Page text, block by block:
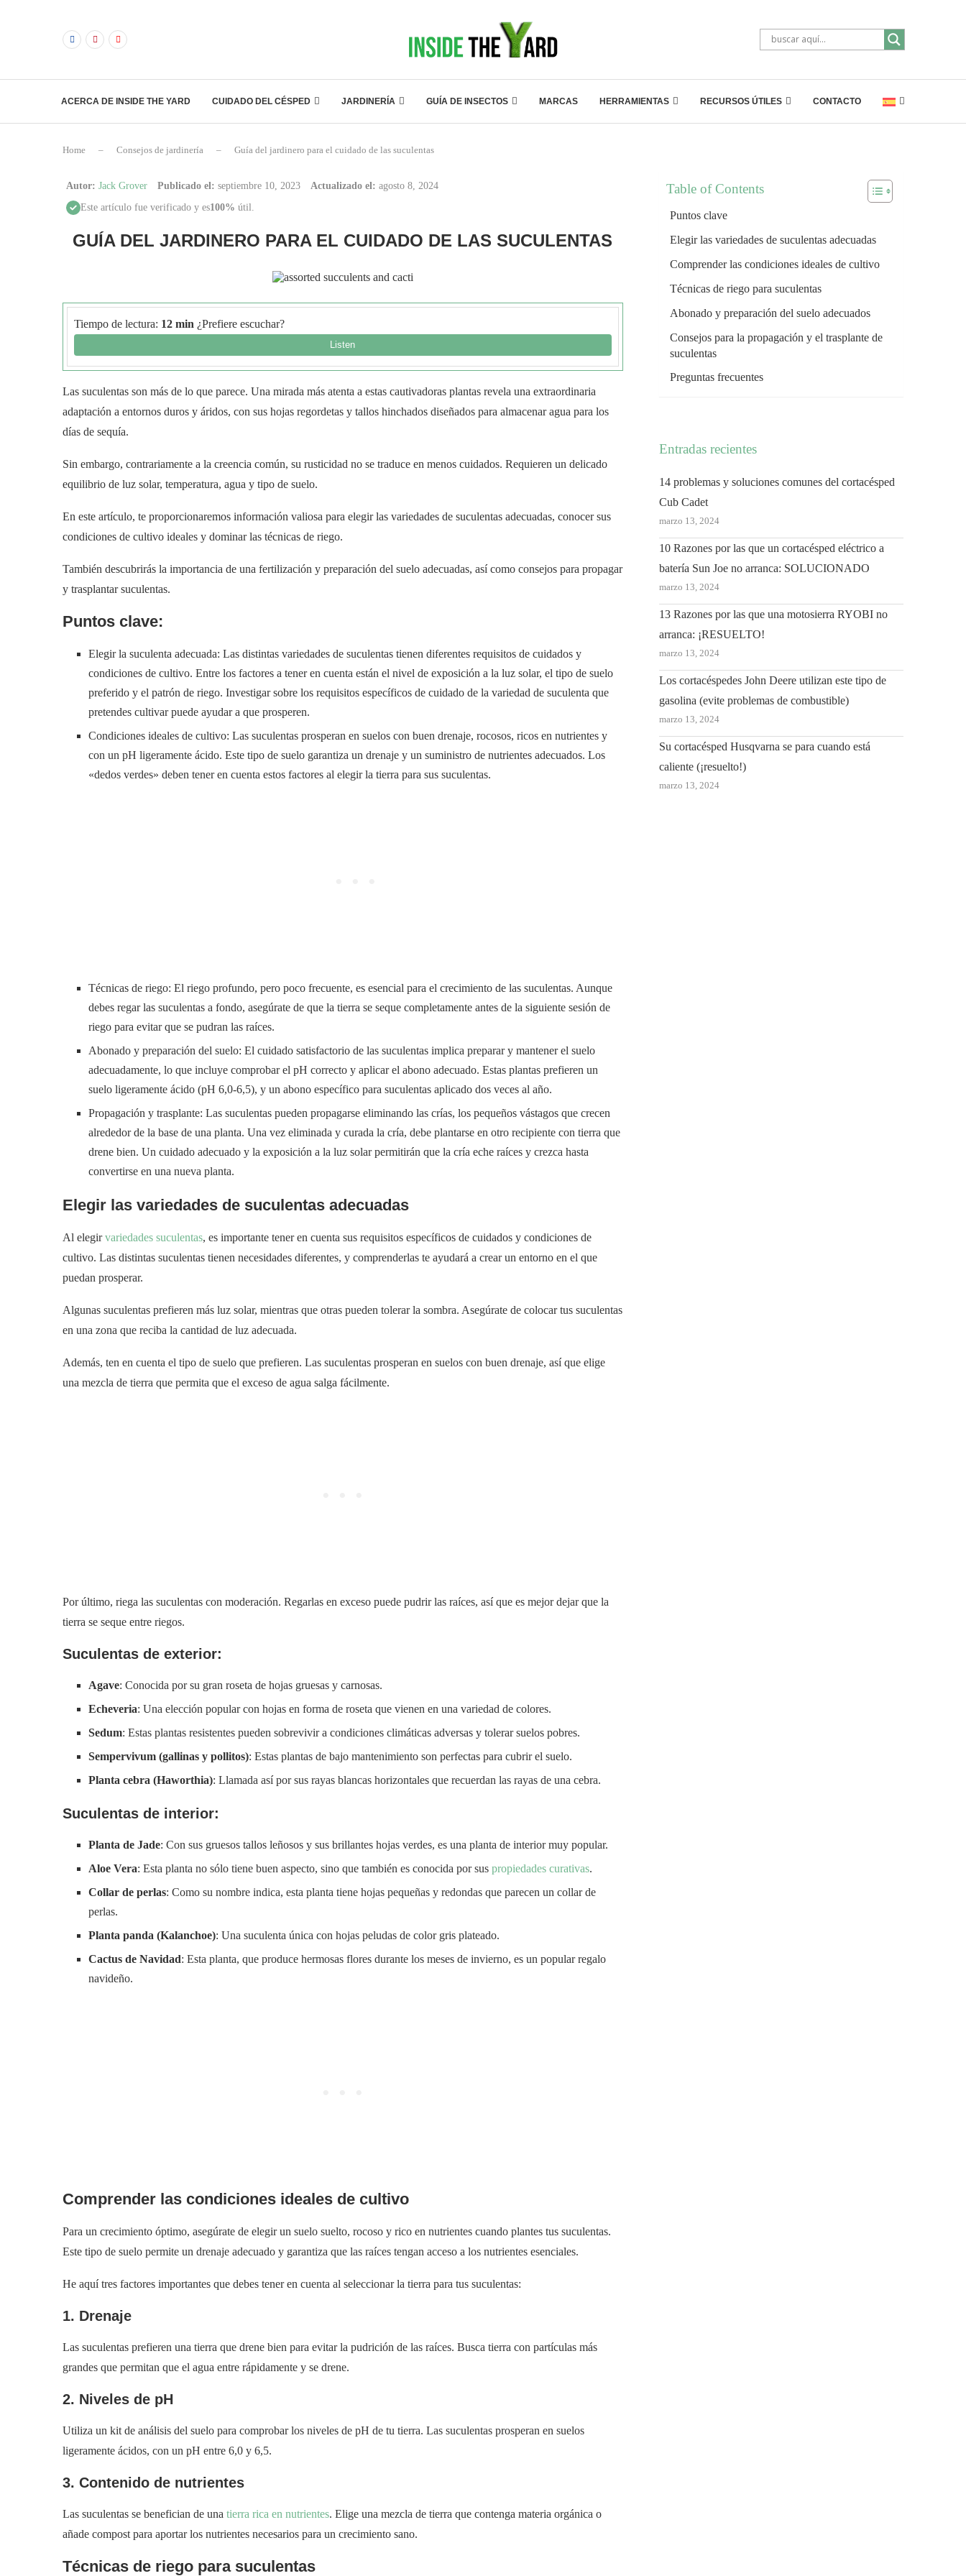
ACERCA DE INSIDE THE YARD CUIDADO DEL CÉSPED JARDINERÍA GUÍA DE INSECTOS MARCAS HERRAMIENTAS RECURSOS ÚTILES CONTACTO
Home – Consejos de jardinería – Guía del jardinero para el cuidado de las suculentas
Autor: Jack Grover Publicado el: septiembre 10, 2023 Actualizado el: agosto 8, 2024
Este artículo fue verificado y es100% útil.
GUÍA DEL JARDINERO PARA EL CUIDADO DE LAS SUCULENTAS
Tiempo de lectura: 12 min ¿Prefiere escuchar?
Las suculentas son más de lo que parece. Una mirada más atenta a estas cautivadoras plantas revela una extraordinaria
adaptación a entornos duros y áridos, con sus hojas regordetas y tallos hinchados diseñados para almacenar agua para los
días de sequía.
Sin embargo, contrariamente a la creencia común, su rusticidad no se traduce en menos cuidados. Requieren un delicado
equilibrio de luz solar, temperatura, agua y tipo de suelo.
En este artículo, te proporcionaremos información valiosa para elegir las variedades de suculentas adecuadas, conocer sus
condiciones de cultivo ideales y dominar las técnicas de riego.
También descubrirás la importancia de una fertilización y preparación del suelo adecuadas, así como consejos para propagar
y trasplantar suculentas.
Puntos clave:
Elegir la suculenta adecuada: Las distintas variedades de suculentas tienen diferentes requisitos de cuidados y
condiciones de cultivo. Entre los factores a tener en cuenta están el nivel de exposición a la luz solar, el tipo de suelo
preferido y el patrón de riego. Investigar sobre los requisitos específicos de cuidado de la variedad de suculenta que
pretendes cultivar puede ayudar a que prosperen.
Condiciones ideales de cultivo: Las suculentas prosperan en suelos con buen drenaje, rocosos, ricos en nutrientes y
con un pH ligeramente ácido. Este tipo de suelo garantiza un drenaje y un suministro de nutrientes adecuados. Los
«dedos verdes» deben tener en cuenta estos factores al elegir la tierra para sus suculentas.
Técnicas de riego: El riego profundo, pero poco frecuente, es esencial para el crecimiento de las suculentas. Aunque
debes regar las suculentas a fondo, asegúrate de que la tierra se seque completamente antes de la siguiente sesión de
riego para evitar que se pudran las raíces.
Abonado y preparación del suelo: El cuidado satisfactorio de las suculentas implica preparar y mantener el suelo
adecuadamente, lo que incluye comprobar el pH correcto y aplicar el abono adecuado. Estas plantas prefieren un
suelo ligeramente ácido (pH 6,0-6,5), y un abono específico para suculentas aplicado dos veces al año.
Propagación y trasplante: Las suculentas pueden propagarse eliminando las crías, los pequeños vástagos que crecen
alrededor de la base de una planta. Una vez eliminada y curada la cría, debe plantarse en otro recipiente con tierra que
drene bien. Un cuidado adecuado y la exposición a la luz solar permitirán que la cría eche raíces y crezca hasta
convertirse en una nueva planta.
Elegir las variedades de suculentas adecuadas
Al elegirvariedades suculentas, es importante tener en cuenta sus requisitos específicos de cuidados y condiciones de
cultivo. Las distintas suculentas tienen necesidades diferentes, y comprenderlas te ayudará a crear un entorno en el que
puedan prosperar.
Algunas suculentas prefieren más luz solar, mientras que otras pueden tolerar la sombra. Asegúrate de colocar tus suculentas
en una zona que reciba la cantidad de luz adecuada.
Además, ten en cuenta el tipo de suelo que prefieren. Las suculentas prosperan en suelos con buen drenaje, así que elige
una mezcla de tierra que permita que el exceso de agua salga fácilmente.
Por último, riega las suculentas con moderación. Regarlas en exceso puede pudrir las raíces, así que es mejor dejar que la
tierra se seque entre riegos.
Suculentas de exterior:
Agave: Conocida por su gran roseta de hojas gruesas y carnosas.
Echeveria: Una elección popular con hojas en forma de roseta que vienen en una variedad de colores.
Sedum: Estas plantas resistentes pueden sobrevivir a condiciones climáticas adversas y tolerar suelos pobres.
Sempervivum (gallinas y pollitos): Estas plantas de bajo mantenimiento son perfectas para cubrir el suelo.
Planta cebra (Haworthia): Llamada así por sus rayas blancas horizontales que recuerdan las rayas de una cebra.
Suculentas de interior:
Planta de Jade: Con sus gruesos tallos leñosos y sus brillantes hojas verdes, es una planta de interior muy popular.
Aloe Vera: Esta planta no sólo tiene buen aspecto, sino que también es conocida por sus propiedades curativas.
Collar de perlas: Como su nombre indica, esta planta tiene hojas pequeñas y redondas que parecen un collar de
perlas.
Planta panda (Kalanchoe): Una suculenta única con hojas peludas de color gris plateado.
Cactus de Navidad: Esta planta, que produce hermosas flores durante los meses de invierno, es un popular regalo
navideño.
Comprender las condiciones ideales de cultivo
Para un crecimiento óptimo, asegúrate de elegir un suelo suelto, rocoso y rico en nutrientes cuando plantes tus suculentas.
Este tipo de suelo permite un drenaje adecuado y garantiza que las raíces tengan acceso a los nutrientes esenciales.
He aquí tres factores importantes que debes tener en cuenta al seleccionar la tierra para tus suculentas:
1. Drenaje
Las suculentas prefieren una tierra que drene bien para evitar la pudrición de las raíces. Busca tierra con partículas más
grandes que permitan que el agua entre rápidamente y se drene.
2. Niveles de pH
Utiliza un kit de análisis del suelo para comprobar los niveles de pH de tu tierra. Las suculentas prosperan en suelos
ligeramente ácidos, con un pH entre 6,0 y 6,5.
3. Contenido de nutrientes
Las suculentas se benefician de una tierra rica en nutrientes. Elige una mezcla de tierra que contenga materia orgánica o
añade compost para aportar los nutrientes necesarios para un crecimiento sano.
Técnicas de riego para suculentas
Table of Contents
Puntos clave
Elegir las variedades de suculentas adecuadas
Comprender las condiciones ideales de cultivo
Técnicas de riego para suculentas
Abonado y preparación del suelo adecuados
Consejos para la propagación y el trasplante de
suculentas
Preguntas frecuentes
Entradas recientes
14 problemas y soluciones comunes del cortacésped
Cub Cadet
marzo 13, 2024
10 Razones por las que un cortacésped eléctrico a
batería Sun Joe no arranca: SOLUCIONADO
marzo 13, 2024
13 Razones por las que una motosierra RYOBI no
arranca: ¡RESUELTO!
marzo 13, 2024
Los cortacéspedes John Deere utilizan este tipo de
gasolina (evite problemas de combustible)
marzo 13, 2024
Su cortacésped Husqvarna se para cuando está
caliente (¡resuelto!)
marzo 13, 2024